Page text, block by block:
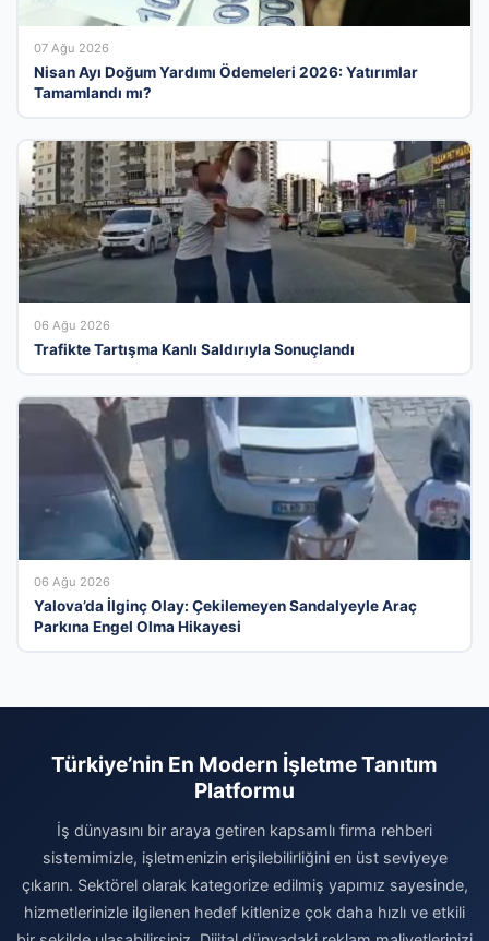
07 Ağu 2026
Nisan Ayı Doğum Yardımı Ödemeleri 2026: Yatırımlar
Tamamlandı mı?
06 Ağu 2026
Trafikte Tartışma Kanlı Saldırıyla Sonuçlandı
06 Ağu 2026
Yalova’da İlginç Olay: Çekilemeyen Sandalyeyle Araç
Parkına Engel Olma Hikayesi
Türkiye’nin En Modern İşletme Tanıtım
Platformu
İş dünyasını bir araya getiren kapsamlı firma rehberi
sistemimizle, işletmenizin erişilebilirliğini en üst seviyeye
çıkarın. Sektörel olarak kategorize edilmiş yapımız sayesinde,
hizmetlerinizle ilgilenen hedef kitlenize çok daha hızlı ve etkili